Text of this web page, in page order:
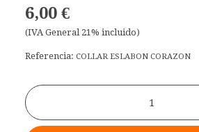
6,00 €
(IVA General 21% incluido)
Referencia: COLLAR ESLABON CORAZON